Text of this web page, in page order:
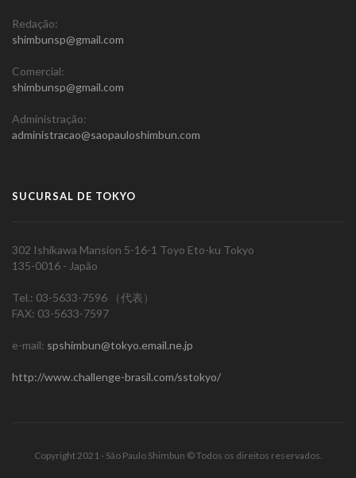
Redação:
shimbunsp@gmail.com
Comercial:
shimbunsp@gmail.com
Administração:
administracao@saopauloshimbun.com
SUCURSAL DE TOKYO
302 Ishikawa Mansion 5-16-1 Toyo Eto-ku Tokyo
135-0016 - Japão
Tel.: 03-5633-7596 （代表）
FAX: 03-5633-7597
e-mail: spshimbun@tokyo.email.ne.jp
http://www.challenge-brasil.com/sstokyo/
Copyright 2021 - São Paulo Shimbun © Todos os direitos reservados.